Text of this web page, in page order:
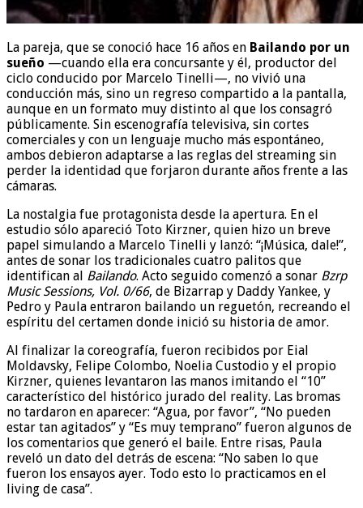
La pareja, que se conoció hace 16 años en Bailando por un
sueño —cuando ella era concursante y él, productor del
ciclo conducido por Marcelo Tinelli—, no vivió una
conducción más, sino un regreso compartido a la pantalla,
aunque en un formato muy distinto al que los consagró
públicamente. Sin escenografía televisiva, sin cortes
comerciales y con un lenguaje mucho más espontáneo,
ambos debieron adaptarse a las reglas del streaming sin
perder la identidad que forjaron durante años frente a las
cámaras.
La nostalgia fue protagonista desde la apertura. En el
estudio sólo apareció Toto Kirzner, quien hizo un breve
papel simulando a Marcelo Tinelli y lanzó: “¡Música, dale!”,
antes de sonar los tradicionales cuatro palitos que
identifican al Bailando. Acto seguido comenzó a sonar Bzrp
Music Sessions, Vol. 0/66, de Bizarrap y Daddy Yankee, y
Pedro y Paula entraron bailando un reguetón, recreando el
espíritu del certamen donde inició su historia de amor.
Al finalizar la coreografía, fueron recibidos por Eial
Moldavsky, Felipe Colombo, Noelia Custodio y el propio
Kirzner, quienes levantaron las manos imitando el “10”
característico del histórico jurado del reality. Las bromas
no tardaron en aparecer: “Agua, por favor”, “No pueden
estar tan agitados” y “Es muy temprano” fueron algunos de
los comentarios que generó el baile. Entre risas, Paula
reveló un dato del detrás de escena: “No saben lo que
fueron los ensayos ayer. Todo esto lo practicamos en el
living de casa”.